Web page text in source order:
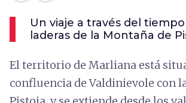
Un viaje a través del
laderas de la Montaña de
El territorio de Marliana está
confluencia de Valdinievole con